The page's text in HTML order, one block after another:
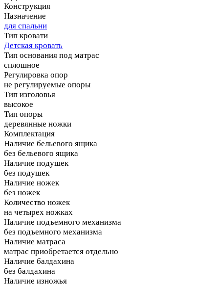
Конструкция
Назначение
для спальни
Тип кровати
Детская кровать
Тип основания под матрас
сплошное
Регулировка опор
не регулируемые опоры
Тип изголовья
высокое
Тип опоры
деревянные ножки
Комплектация
Наличие бельевого ящика
без бельевого ящика
Наличие подушек
без подушек
Наличие ножек
без ножек
Количество ножек
на четырех ножках
Наличие подъемного механизма
без подъемного механизма
Наличие матраса
матрас приобретается отдельно
Наличие балдахина
без балдахина
Наличие изножья